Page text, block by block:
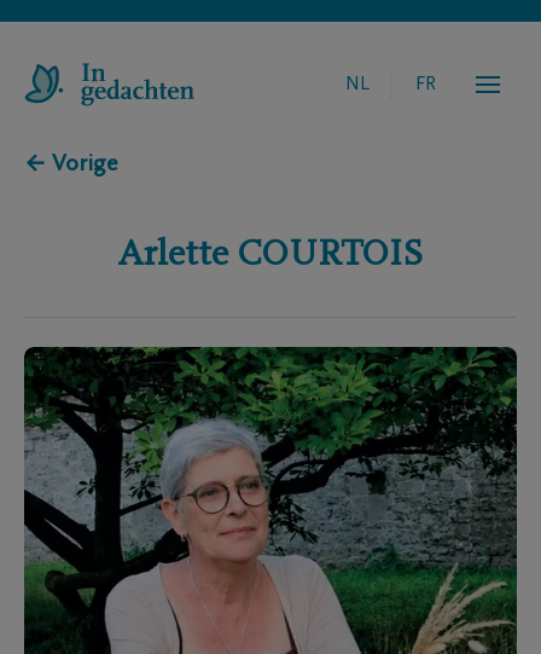
NL FR
← Vorige
Arlette COURTOIS